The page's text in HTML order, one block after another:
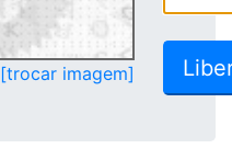
[trocar imagem]